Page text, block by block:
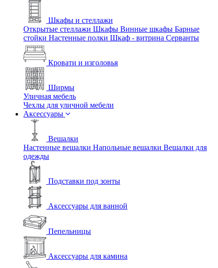
Шкафы и стеллажи
Открытые стеллажи Шкафы Винные шкафы Барные
стойки Настенные полки Шкаф - витрина Серванты
Кровати и изголовья
Ширмы
Уличная мебель
Чехлы для уличной мебели
Аксессуары
Вешалки
Настенные вешалки Напольные вешалки Вешалки для
одежды
Подставки под зонты
Аксессуары для ванной
Пепельницы
Аксессуары для камина